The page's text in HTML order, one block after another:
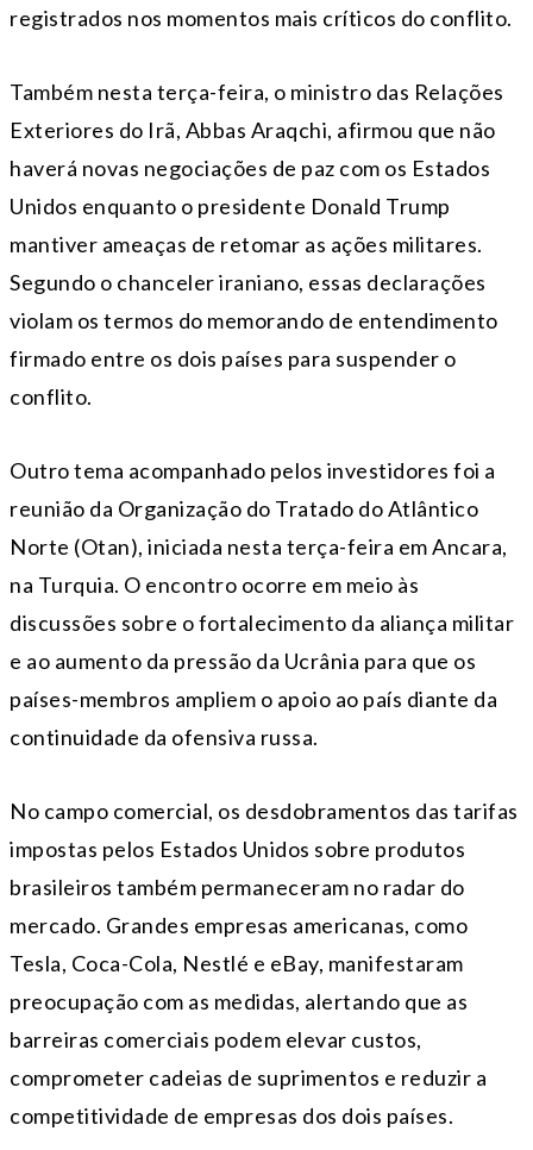
registrados nos momentos mais críticos do conflito.
Também nesta terça-feira, o ministro das Relações
Exteriores do Irã, Abbas Araqchi, afirmou que não
haverá novas negociações de paz com os Estados
Unidos enquanto o presidente Donald Trump
mantiver ameaças de retomar as ações militares.
Segundo o chanceler iraniano, essas declarações
violam os termos do memorando de entendimento
firmado entre os dois países para suspender o
conflito.
Outro tema acompanhado pelos investidores foi a
reunião da Organização do Tratado do Atlântico
Norte (Otan), iniciada nesta terça-feira em Ancara,
na Turquia. O encontro ocorre em meio às
discussões sobre o fortalecimento da aliança militar
e ao aumento da pressão da Ucrânia para que os
países-membros ampliem o apoio ao país diante da
continuidade da ofensiva russa.
No campo comercial, os desdobramentos das tarifas
impostas pelos Estados Unidos sobre produtos
brasileiros também permaneceram no radar do
mercado. Grandes empresas americanas, como
Tesla, Coca-Cola, Nestlé e eBay, manifestaram
preocupação com as medidas, alertando que as
barreiras comerciais podem elevar custos,
comprometer cadeias de suprimentos e reduzir a
competitividade de empresas dos dois países.